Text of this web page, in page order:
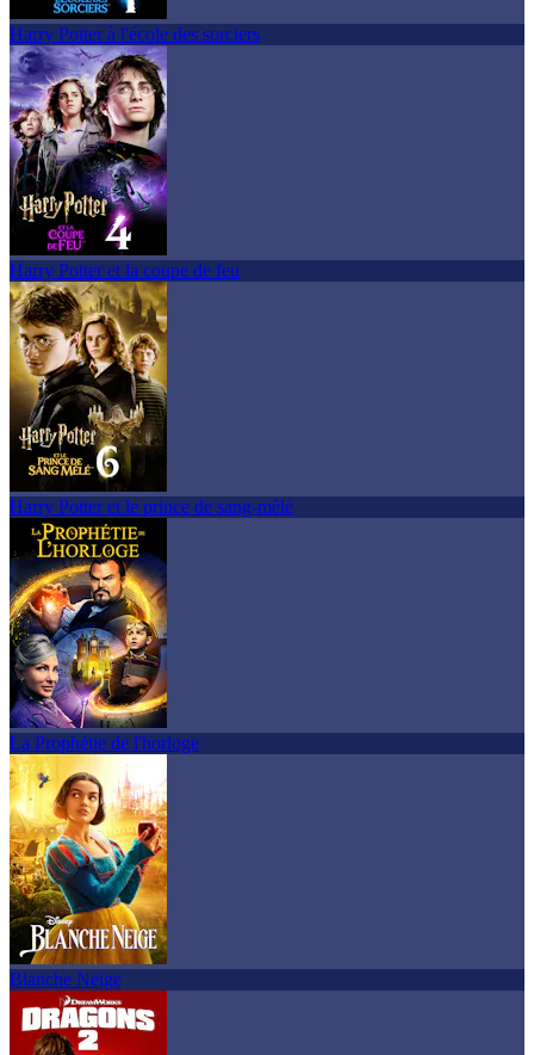
Harry Potter à l'école des sorciers
Harry Potter et la coupe de feu
Harry Potter et le prince de sang-mêlé
La Prophétie de l'horloge
Blanche Neige